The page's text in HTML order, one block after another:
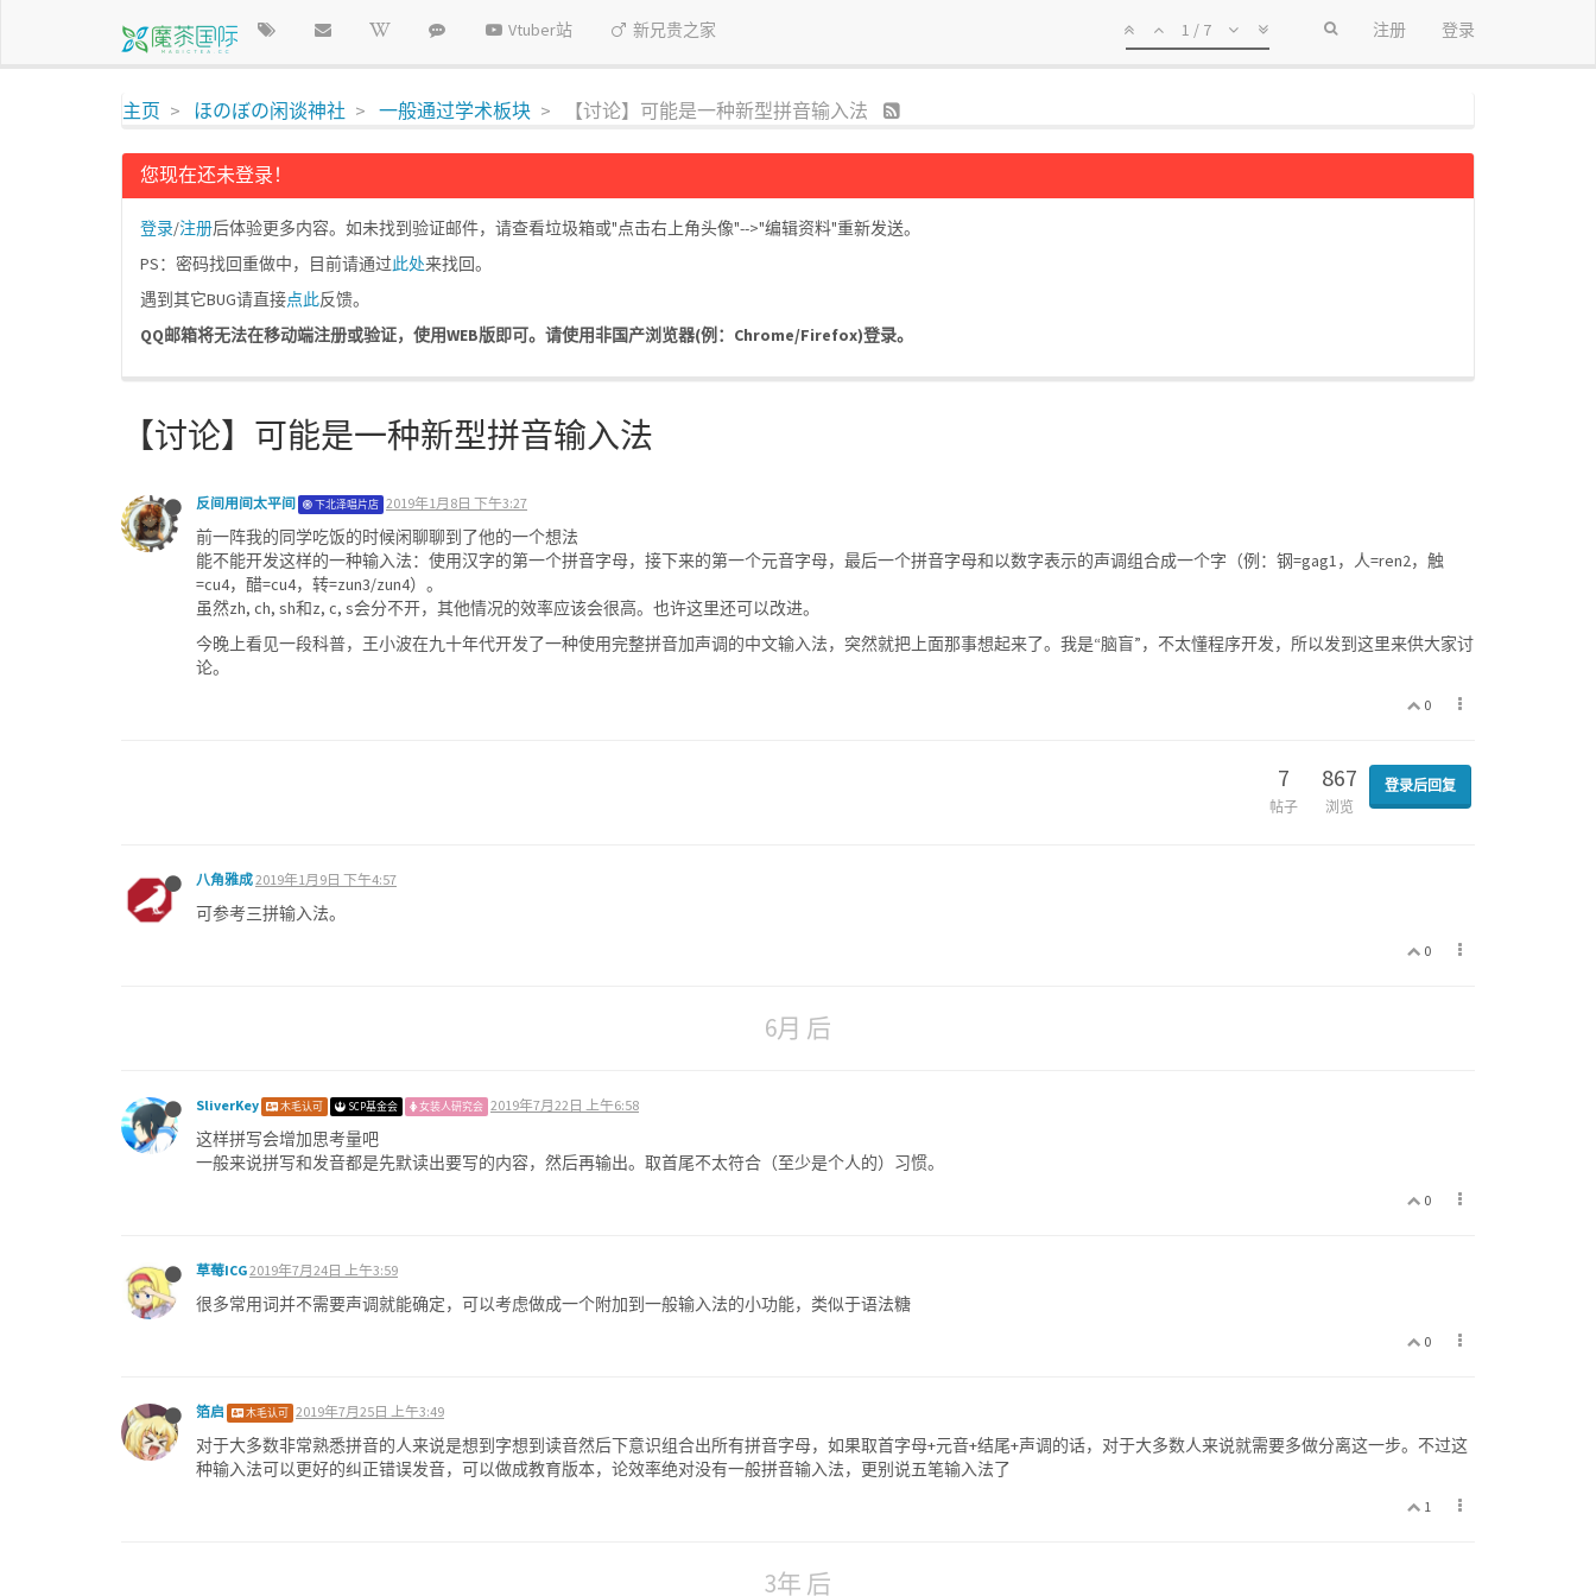
注册 登录
1 / 7
Vtuber站 新兄贵之家
主页 ほのぼの闲谈神社 一般通过学术板块 【讨论】可能是一种新型拼音输入法
您现在还未登录！
登录/注册后体验更多内容。如未找到验证邮件，请查看垃圾箱或"点击右上角头像"-->"编辑资料"重新发送。
PS：密码找回重做中，目前请通过此处来找回。
遇到其它BUG请直接点此反馈。
QQ邮箱将无法在移动端注册或验证，使用WEB版即可。请使用非国产浏览器(例：Chrome/Firefox)登录。
【讨论】可能是一种新型拼音输入法
反间用间太平间 下北泽唱片店 2019年1月8日 下午3:27
前一阵我的同学吃饭的时候闲聊聊到了他的一个想法
能不能开发这样的一种输入法：使用汉字的第一个拼音字母，接下来的第一个元音字母，最后一个拼音字母和以数字表示的声调组合成一个字（例：钢=gag1，人=ren2，触
=cu4，醋=cu4，转=zun3/zun4）。
虽然zh, ch, sh和z, c, s会分不开，其他情况的效率应该会很高。也许这里还可以改进。
今晚上看见一段科普，王小波在九十年代开发了一种使用完整拼音加声调的中文输入法，突然就把上面那事想起来了。我是“脑盲”，不太懂程序开发，所以发到这里来供大家讨
论。
0
7
帖子
867
浏览
登录后回复
八角雅成2019年1月9日 下午4:57
可参考三拼输入法。
0
6月 后
SliverKey 木毛认可 SCP基金会 女装人研究会 2019年7月22日 上午6:58
这样拼写会增加思考量吧
一般来说拼写和发音都是先默读出要写的内容，然后再输出。取首尾不太符合（至少是个人的）习惯。
0
草莓ICG2019年7月24日 上午3:59
很多常用词并不需要声调就能确定，可以考虑做成一个附加到一般输入法的小功能，类似于语法糖
0
箔启 木毛认可 2019年7月25日 上午3:49
对于大多数非常熟悉拼音的人来说是想到字想到读音然后下意识组合出所有拼音字母，如果取首字母+元音+结尾+声调的话，对于大多数人来说就需要多做分离这一步。不过这
种输入法可以更好的纠正错误发音，可以做成教育版本，论效率绝对没有一般拼音输入法，更别说五笔输入法了
1
3年 后